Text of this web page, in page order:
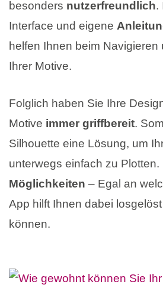
besonders nutzerfreundlich.
Interface und eigene
helfen Ihnen beim Navigieren
Ihrer Motive.
Folglich haben Sie Ihre
Motive immer griffbereit.
Silhouette eine Lösung, um
unterwegs einfach zu Plotten.
Möglichkeiten – Egal an
App hilft Ihnen dabei
können.